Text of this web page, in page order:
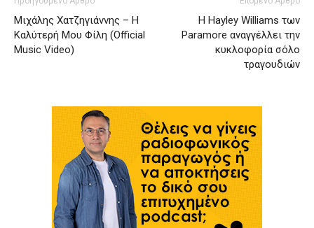
Μιχάλης Χατζηγιάννης – Η
Καλύτερή Μου Φίλη (Official
Music Video)
Η Hayley Williams των
Paramore αναγγέλλει την
κυκλοφορία σόλο
τραγουδιών